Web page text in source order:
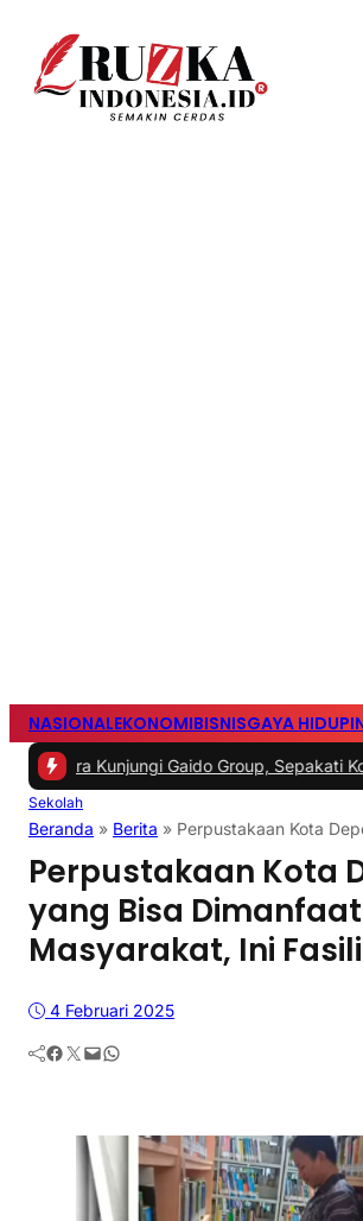
NASIONALEKONOMIBISNISGAYA HIDUP
Gaido Group, Sepakati Kolaborasi
Sekolah
Beranda » Berita » Perpustakaan Kota
Perpustakaan Kota
yang Bisa
Masyarakat, Ini
4 Februari 2025
Facebook Twitter Mail WhatsApp